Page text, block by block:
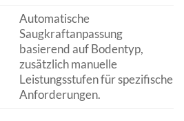
Automatische
Saugkraftanpassung
basierend auf Bodentyp,
zusätzlich manuelle
Leistungsstufen für spezifische
Anforderungen.